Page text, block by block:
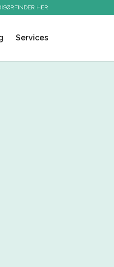
HER
Services